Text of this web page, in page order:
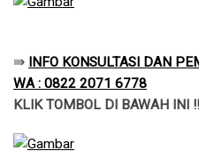
​⇛ INFO KONSULTASI DAN
WA : 0822 2071 6778
KLIK TOMBOL DI BAWAH INI